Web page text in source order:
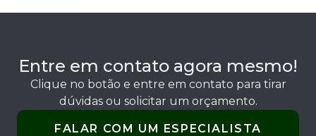
Entre em contato agora mesmo!
Clique no botão e entre em contato para tirar
dúvidas ou solicitar um orçamento.
FALAR COM UM ESPECIALISTA